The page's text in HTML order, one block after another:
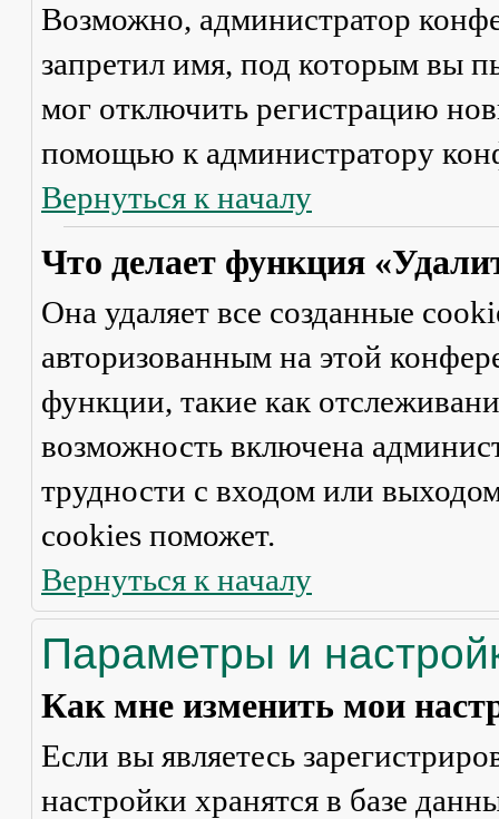
Возможно, администратор
запретил имя, под которым вы
мог отключить регистрацию
помощью к администратору
Вернуться к началу
Что делает функция
Она удаляет все созданные
авторизованным на этой
функции, такие как
возможность включена
трудности с входом или
cookies поможет.
Вернуться к началу
Параметры и
Как мне изменить мои
Если вы являетесь
настройки хранятся в базе